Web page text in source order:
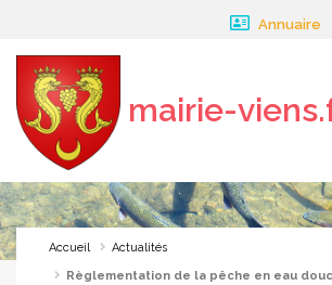
Annuaire
mairie-
Accueil
Actualités
Règlementation de la pêche en eau
Panneau de gestion des cookies